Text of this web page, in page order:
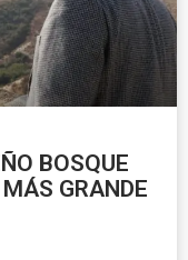
BOSQUE
GRANDE